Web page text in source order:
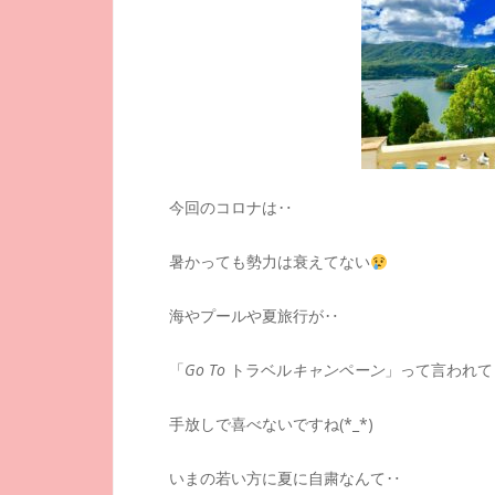
今回のコロナは‥
暑かっても勢力は衰えてない
海やプールや夏旅行が‥
「Go To トラベルキャンペーン 」って言われ
手放しで喜べないですね(*_*)
いまの若い方に夏に自粛なんて‥